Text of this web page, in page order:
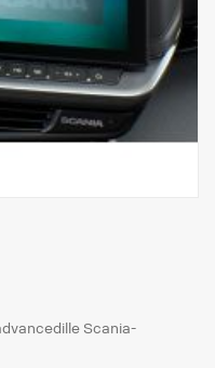
Scania-